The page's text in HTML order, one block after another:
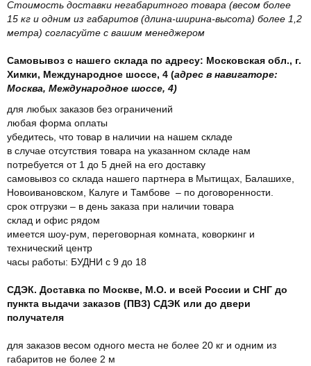
Стоимость доставки негабаритного товара (весом более
15 кг и одним из габаритов (длина-ширина-высота) более 1,2
метра) согласуйте с вашим менеджером
Самовывоз с нашего склада по адресу: Московская обл., г.
Химки, Международное шоссе, 4 (адрес в навигаторе:
Москва, Международное шоссе, 4)
для любых заказов без ограничений
любая форма оплаты
убедитесь, что товар в наличии на нашем складе
в случае отсутствия товара на указанном складе нам
потребуется от 1 до 5 дней на его доставку
самовывоз со склада нашего партнера в Мытищах, Балашихе,
Новоивановском, Калуге и Тамбове – по договоренности.
срок отгрузки – в день заказа при наличии товара
склад и офис рядом
имеется шоу-рум, переговорная комната, коворкинг и
технический центр
часы работы: БУДНИ с 9 до 18
СДЭК. Доставка по Москве, М.О. и всей России и СНГ до
пункта выдачи заказов (ПВЗ) СДЭК или до двери
получателя
для заказов весом одного места не более 20 кг и одним из
габаритов не более 2 м